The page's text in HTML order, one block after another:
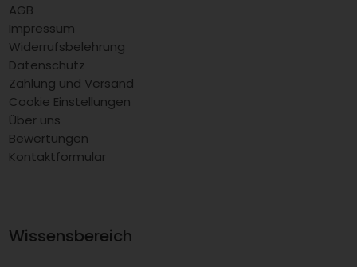
AGB
Impressum
Widerrufsbelehrung
Datenschutz
Zahlung und Versand
Cookie Einstellungen
Über uns
Bewertungen
Kontaktformular
Wissensbereich